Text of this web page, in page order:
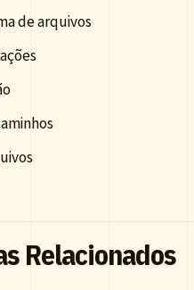
de arquivos
Relacionados